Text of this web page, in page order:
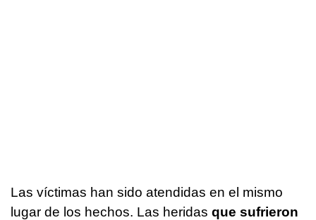
Las víctimas han sido atendidas en el mismo
lugar de los hechos. Las heridas que sufrieron